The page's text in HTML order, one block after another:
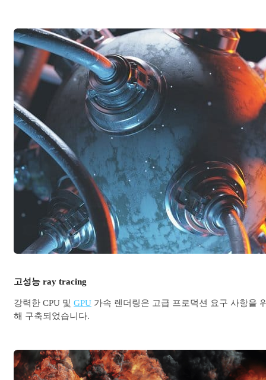
고성능 ray tracing
강력한 CPU 및 GPU 가속 렌더링은 고급 프로덕션 요구 사항을
해 구축되었습니다.